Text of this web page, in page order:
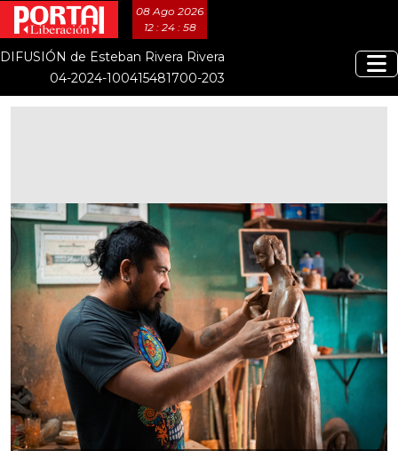
08 Ago 2026
12 : 24 : 59
DIFUSIÓN de Esteban Rivera Rivera
04-2024-100415481700-203